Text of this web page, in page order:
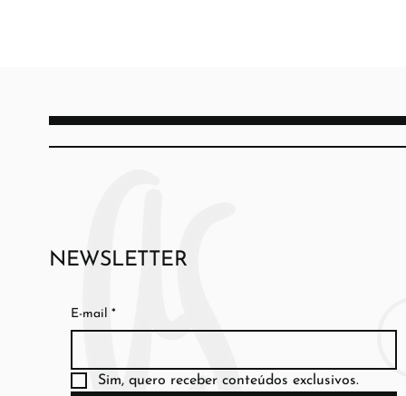
NEWSLETTER
E-mail *
Sim, quero receber conteúdos exclusivos.